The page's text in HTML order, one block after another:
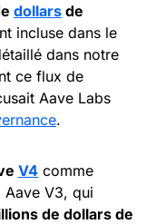
dollars de
incluse dans le
dans notre
ce flux de
Aave Labs
.
V4 comme
V3, qui
de dollars de